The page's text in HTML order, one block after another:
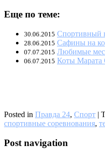
Еще по теме:
30.06.2015 Спортивный
28.06.2015 Сафины на
07.07.2015 Любимые
06.07.2015 Коты Марата
Posted in Правда 24, Спорт |
спортивные соревнования,
Post navigation